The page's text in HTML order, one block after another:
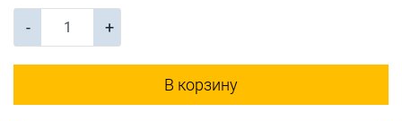
- +
В корзину